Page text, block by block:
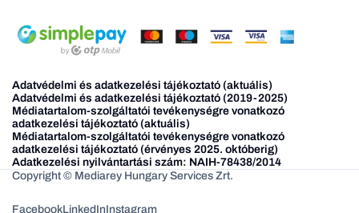
Adatvédelmi és adatkezelési tájékoztató (aktuális)
Adatvédelmi és adatkezelési tájékoztató (2019-2025)
Médiatartalom-szolgáltatói tevékenységre vonatkozó
adatkezelési tájékoztató (aktuális)
Médiatartalom-szolgáltatói tevékenységre vonatkozó
adatkezelési tájékoztató (érvényes 2025. októberig)
Adatkezelési nyilvántartási szám: NAIH-78438/2014
Copyright © Mediarey Hungary Services Zrt.
FacebookLinkedInInstagram